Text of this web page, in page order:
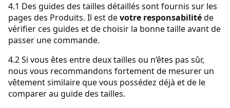
4.1 Des guides des tailles détaillés sont fournis sur les
pages des Produits. Il est devotre responsabilitéde
vérifier ces guides et de choisir la bonne taille avant de
passer une commande.
4.2 Si vous êtes entre deux tailles ou n’êtes pas sûr,
nous vous recommandons fortement de mesurer un
vêtement similaire que vous possédez déjà et de le
comparer au guide des tailles.